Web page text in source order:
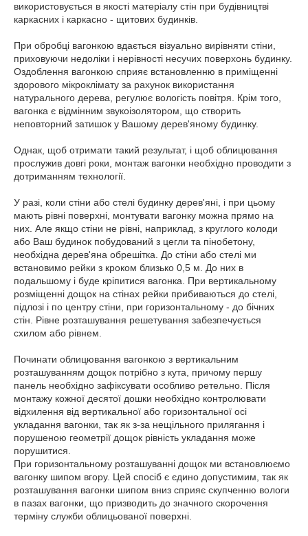
використовується в якості матеріалу стін при будівництві
каркасних і каркасно - щитових будинків.
При обробці вагонкою вдається візуально вирівняти стіни,
приховуючи недоліки і нерівності несучих поверхонь будинку.
Оздоблення вагонкою сприяє встановленню в приміщенні
здорового мікроклімату за рахунок використання
натурального дерева, регулює вологість повітря. Крім того,
вагонка є відмінним звукоізолятором, що створить
неповторний затишок у Вашому дерев'яному будинку.
Однак, щоб отримати такий результат, і щоб облицювання
прослужив довгі роки, монтаж вагонки необхідно проводити з
дотриманням технології.
У разі, коли стіни або стелі будинку дерев'яні, і при цьому
мають рівні поверхні, монтувати вагонку можна прямо на
них. Але якщо стіни не рівні, наприклад, з круглого колоди
або Ваш будинок побудований з цегли та пінобетону,
необхідна дерев'яна обрешітка. До стіни або стелі ми
встановимо рейки з кроком близько 0,5 м. До них в
подальшому і буде кріпитися вагонка. При вертикальному
розміщенні дощок на стінах рейки прибиваються до стелі,
підлозі і по центру стіни, при горизонтальному - до бічних
стін. Рівне розташування решетування забезпечується
схилом або рівнем.
Починати облицювання вагонкою з вертикальним
розташуванням дощок потрібно з кута, причому першу
панель необхідно зафіксувати особливо ретельно. Після
монтажу кожної десятої дошки необхідно контролювати
відхилення від вертикальної або горизонтальної осі
укладання вагонки, так як з-за нещільного прилягання і
порушеною геометрії дощок рівність укладання може
порушитися.
При горизонтальному розташуванні дощок ми встановлюємо
вагонку шипом вгору. Цей спосіб є єдино допустимим, так як
розташування вагонки шипом вниз сприяє скупченню вологи
в пазах вагонки, що призводить до значного скорочення
терміну служби облицьованої поверхні.